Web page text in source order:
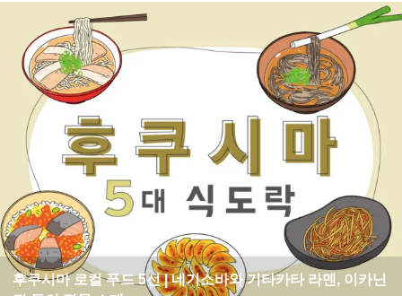
후쿠시마 로컬 푸드 5선 | 네기소바와 기타카타 라멘, 이카닌